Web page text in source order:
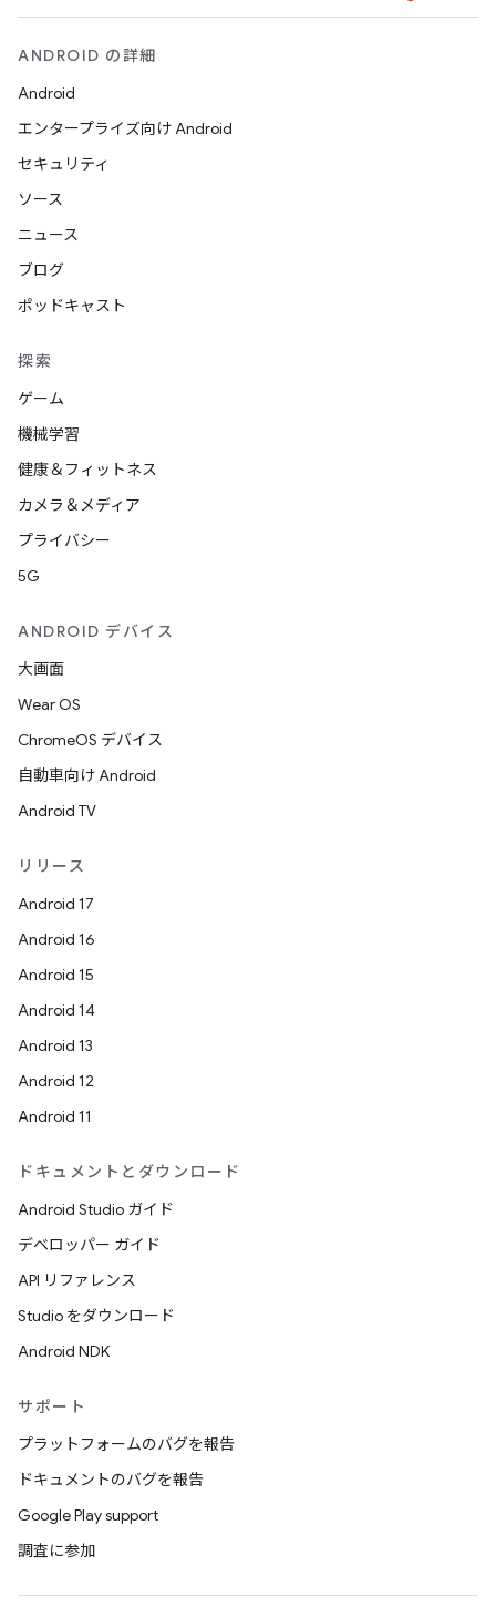
ANDROID の詳細
Android
エンタープライズ向け Android
セキュリティ
ソース
ニュース
ブログ
ポッドキャスト
探索
ゲーム
機械学習
健康＆フィットネス
カメラ＆メディア
プライバシー
5G
ANDROID デバイス
大画面
Wear OS
ChromeOS デバイス
自動車向け Android
Android TV
リリース
Android 17
Android 16
Android 15
Android 14
Android 13
Android 12
Android 11
ドキュメントとダウンロード
Android Studio ガイド
デベロッパー ガイド
API リファレンス
Studio をダウンロード
Android NDK
サポート
プラットフォームのバグを報告
ドキュメントのバグを報告
Google Play support
調査に参加